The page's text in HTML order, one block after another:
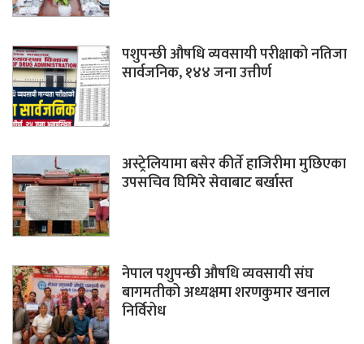
पशुपन्छी औषधि व्यवसायी परीक्षाको नतिजा
सार्वजनिक, १४४ जना उत्तीर्ण
अस्ट्रेलियामा बसेर कीर्ते हाजिरीमा मुछिएका
उपसचिव घिमिरे सेवाबाट बर्खास्त
नेपाल पशुपन्छी औषधि व्यवसायी संघ
बागमतीको अध्यक्षमा शरणकुमार खनाल
निर्विरोध